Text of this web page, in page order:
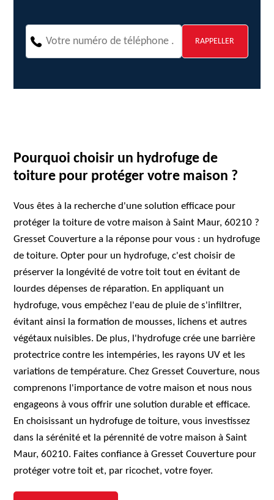
Pourquoi choisir un hydrofuge de
toiture pour protéger votre maison ?
Vous êtes à la recherche d'une solution efficace pour
protéger la toiture de votre maison à Saint Maur, 60210 ?
Gresset Couverture a la réponse pour vous : un hydrofuge
de toiture. Opter pour un hydrofuge, c'est choisir de
préserver la longévité de votre toit tout en évitant de
lourdes dépenses de réparation. En appliquant un
hydrofuge, vous empêchez l'eau de pluie de s'infiltrer,
évitant ainsi la formation de mousses, lichens et autres
végétaux nuisibles. De plus, l'hydrofuge crée une barrière
protectrice contre les intempéries, les rayons UV et les
variations de température. Chez Gresset Couverture, nous
comprenons l'importance de votre maison et nous nous
engageons à vous offrir une solution durable et efficace.
En choisissant un hydrofuge de toiture, vous investissez
dans la sérénité et la pérennité de votre maison à Saint
Maur, 60210. Faites confiance à Gresset Couverture pour
protéger votre toit et, par ricochet, votre foyer.